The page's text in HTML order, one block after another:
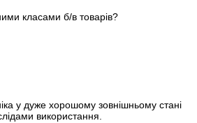
класами б/в товарів?
у дуже хорошому зовнішньому стані
використання.